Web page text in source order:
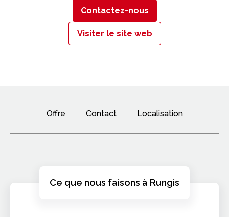
Contactez-nous
Visiter le site web
Offre Contact Localisation
Ce que nous faisons à Rungis